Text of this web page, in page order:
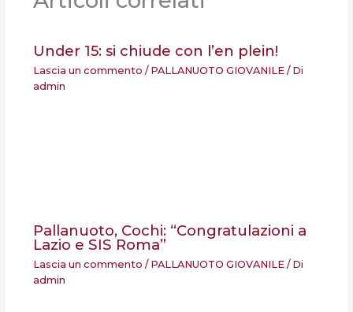
Under 15: si chiude con l’en plein!
Lascia un commento / PALLANUOTO GIOVANILE/ Di
admin
Pallanuoto, Cochi: “Congratulazioni a
Lazio e SIS Roma”
Lascia un commento / PALLANUOTO GIOVANILE/ Di
admin